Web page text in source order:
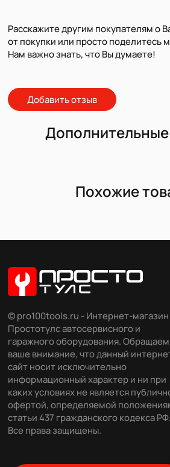
Расскажите другим покупателям о
от покупки или просто поделитесь
Нам важно знать, что Вы думаете!
Добавить отзыв
Похожие
© pro100tools.ru - Интернет-магазин
Простотулс автосервисного и
гаражного оборудования. Обращаем
ваше внимание, что данный
сайт носит исключительно
информационный характер и ни при
каких условиях не является
офертой, определяемой
статьи 437 гражданского кодекса РФ.
Все права защищены.